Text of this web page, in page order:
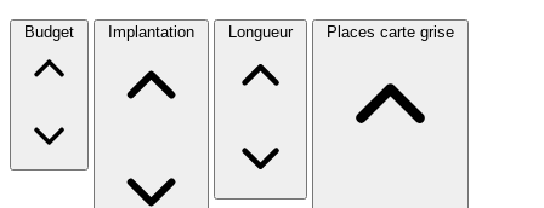
Budget Implantation Longueur Places carte grise